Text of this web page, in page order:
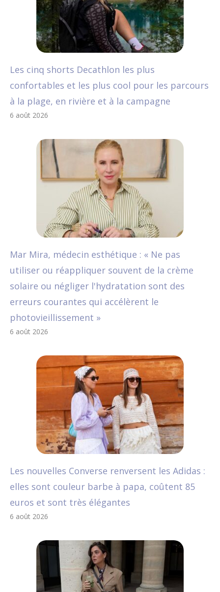
Les cinq shorts Decathlon les plus
confortables et les plus cool pour les parcours
à la plage, en rivière et à la campagne
6 août 2026
Mar Mira, médecin esthétique : « Ne pas
utiliser ou réappliquer souvent de la crème
solaire ou négliger l'hydratation sont des
erreurs courantes qui accélèrent le
photovieillissement »
6 août 2026
Les nouvelles Converse renversent les Adidas :
elles sont couleur barbe à papa, coûtent 85
euros et sont très élégantes
6 août 2026